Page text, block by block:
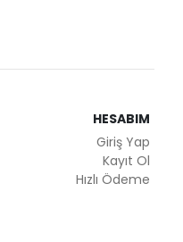
HESABIM
Giriş Yap
Kayıt Ol
Hızlı Ödeme